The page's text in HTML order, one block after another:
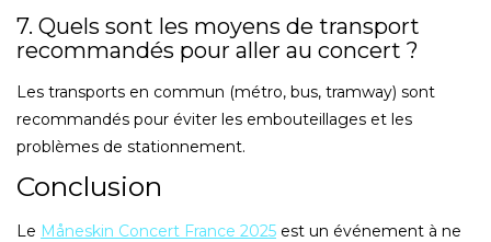
7. Quels sont les moyens de transport
recommandés pour aller au concert ?
Les transports en commun (métro, bus, tramway) sont
recommandés pour éviter les embouteillages et les
problèmes de stationnement.
Conclusion
Le Måneskin Concert France 2025 est un événement à ne